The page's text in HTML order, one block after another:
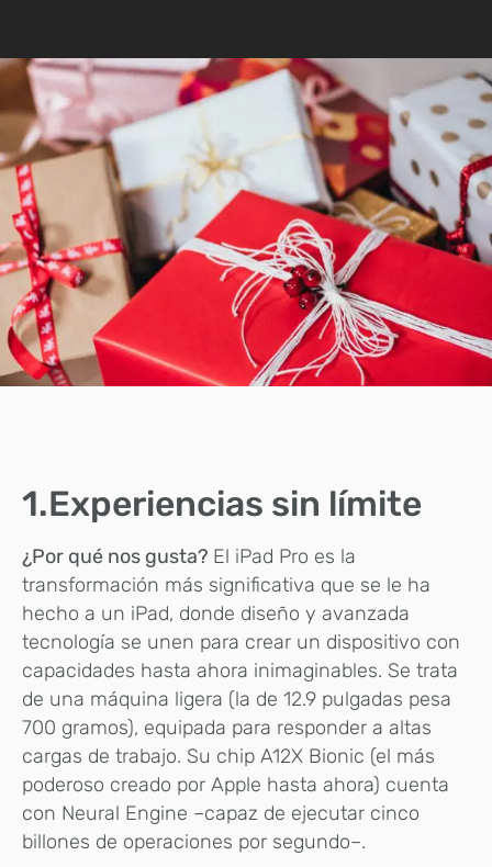
1.Experiencias sin límite
¿Por qué nos gusta? El iPad Pro es la
transformación más significativa que se le ha
hecho a un iPad, donde diseño y avanzada
tecnología se unen para crear un dispositivo con
capacidades hasta ahora inimaginables. Se trata
de una máquina ligera (la de 12.9 pulgadas pesa
700 gramos), equipada para responder a altas
cargas de trabajo. Su chip A12X Bionic (el más
poderoso creado por Apple hasta ahora) cuenta
con Neural Engine –capaz de ejecutar cinco
billones de operaciones por segundo–.